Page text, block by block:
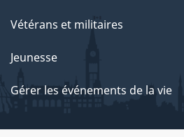
Vétérans et militaires
Jeunesse
Gérer les événements de la vie